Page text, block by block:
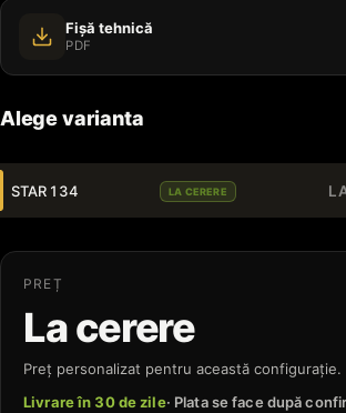
Fișă tehnică
PDF
Alege varianta
STAR 134 LA CERERE
PREȚ
La cerere
Preț personalizat pentru această configurație.
Livrare în 30 de zile· Plata se face după